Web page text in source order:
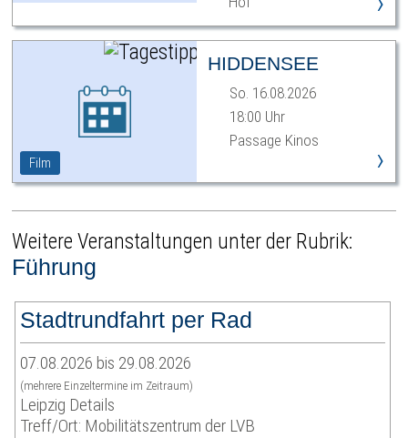
Film
HIDDENSEE
So. 16.08.2026
18:00 Uhr
Passage Kinos
›
Weitere Veranstaltungen unter der Rubrik:
Führung
Stadtrundfahrt per Rad
07.08.2026 bis 29.08.2026
(mehrere Einzeltermine im Zeitraum)
Leipzig Details
Treff/Ort: Mobilitätszentrum der LVB